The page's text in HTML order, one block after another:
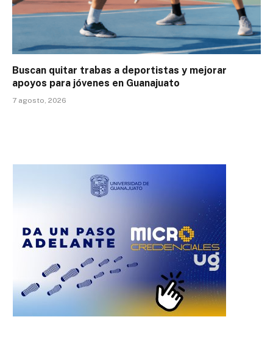
Buscan quitar trabas a deportistas y mejorar
apoyos para jóvenes en Guanajuato
7 agosto, 2026